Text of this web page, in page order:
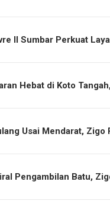
II Sumbar Perkuat
Hebat di Koto
Usai Mendarat, Zigo
Pengambilan Batu,